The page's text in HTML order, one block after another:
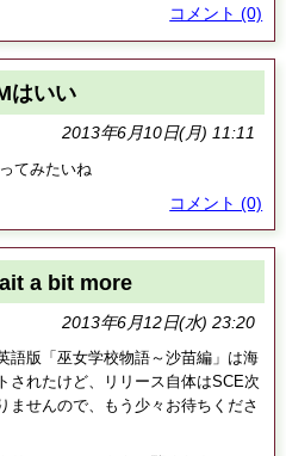
コメント (0)
はいい
2013年6月10日(月) 11:11
てみたいね
コメント (0)
a bit more
2013年6月12日(水) 23:20
語版「巫女学校物語～沙苗編」は海
されたけど、リリース自体はSCE次
ませんので、もう少々お待ちくださ